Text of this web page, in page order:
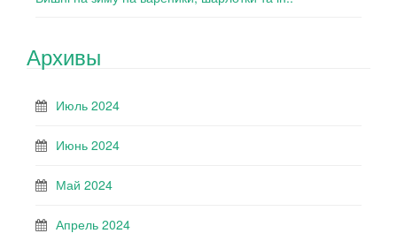
Архивы
Июль 2024
Июнь 2024
Май 2024
Апрель 2024